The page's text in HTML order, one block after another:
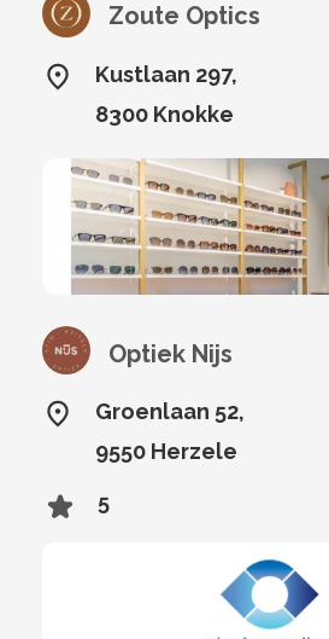
Zoute Optics
Kustlaan 297,
8300 Knokke
Optiek Nijs
Groenlaan 52,
9550 Herzele
5